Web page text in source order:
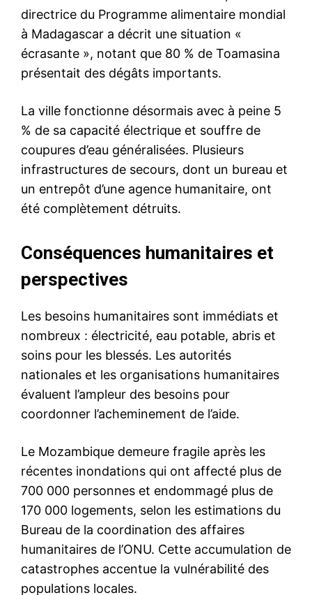
directrice du Programme alimentaire mondial
à Madagascar a décrit une situation «
écrasante », notant que 80 % de Toamasina
présentait des dégâts importants.
La ville fonctionne désormais avec à peine 5
% de sa capacité électrique et souffre de
coupures d’eau généralisées. Plusieurs
infrastructures de secours, dont un bureau et
un entrepôt d’une agence humanitaire, ont
été complètement détruits.
Conséquences humanitaires et
perspectives
Les besoins humanitaires sont immédiats et
nombreux : électricité, eau potable, abris et
soins pour les blessés. Les autorités
nationales et les organisations humanitaires
évaluent l’ampleur des besoins pour
coordonner l’acheminement de l’aide.
Le Mozambique demeure fragile après les
récentes inondations qui ont affecté plus de
700 000 personnes et endommagé plus de
170 000 logements, selon les estimations du
Bureau de la coordination des affaires
humanitaires de l’ONU. Cette accumulation de
catastrophes accentue la vulnérabilité des
populations locales.